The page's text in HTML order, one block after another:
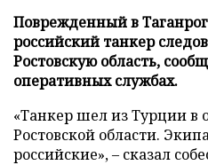
Поврежденный в
российский танкер
Ростовскую область,
оперативных службах.
«Танкер шел из Турции в
Ростовской области.
российские», – сказал